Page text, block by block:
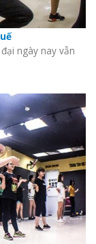
ngày nay vẫn